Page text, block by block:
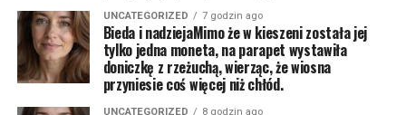
UNCATEGORIZED 7 godzin ago
Bieda i nadziejaMimo że w kieszeni została jej
tylko jedna moneta, na parapet wystawiła
doniczkę z rzeżuchą, wierząc, że wiosna
przyniesie coś więcej niż chłód.
UNCATEGORIZED 8 godzin ago